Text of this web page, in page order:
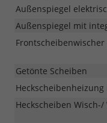
Außenspiegel
Außenspiegel mit
Getönte Scheiben
Heckscheiben